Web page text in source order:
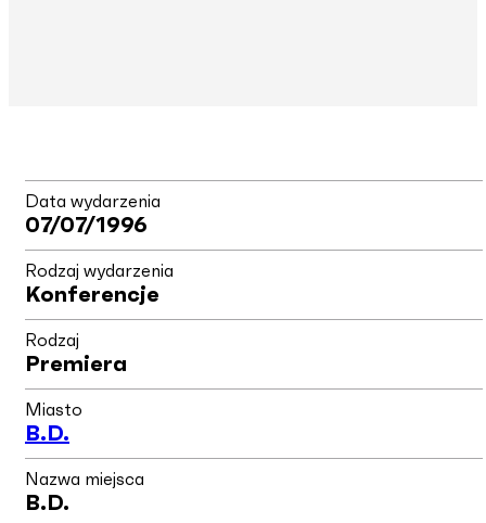
Data wydarzenia
07/07/1996
Rodzaj wydarzenia
Konferencje
Rodzaj
Premiera
Miasto
B.d.
Nazwa miejsca
B.d.